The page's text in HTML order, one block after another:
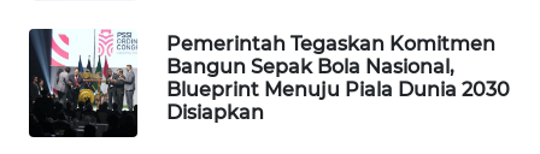
Pemerintah Tegaskan Komitmen
Bangun Sepak Bola Nasional,
Blueprint Menuju Piala Dunia 2030
Disiapkan
WAHANA
SPORT
WAHANA